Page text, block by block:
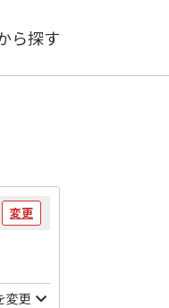
ら探す
変更
変更